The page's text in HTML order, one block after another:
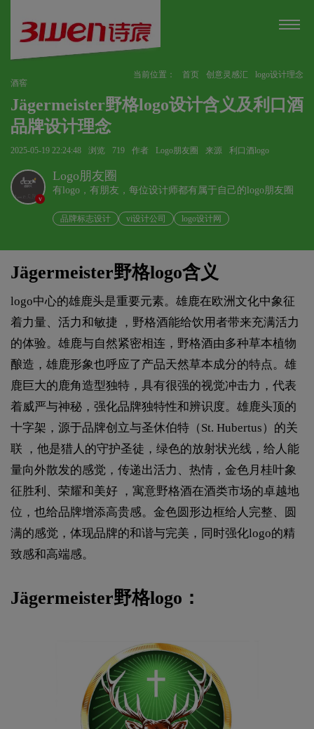
当前位置： 首页 创意灵感汇
logo设计理念
酒窖
Jägermeister野格logo设计含义及利口酒
品牌设计理念
2025-05-19 22:24:48 浏览 719 作者 Logo朋友圈 来源 利口酒logo
v
Logo朋友圈
有logo，有朋友，每位设计师都有属于自己的logo朋友圈
品牌标志设计 vi设计公司 logo设计网
Jägermeister野格logo含义
logo中心的雄鹿头是重要元素。雄鹿在欧洲文化中象征
着力量、活力和敏捷 ，野格酒能给饮用者带来充满活力
的体验。雄鹿与自然紧密相连，野格酒由多种草本植物
酿造，雄鹿形象也呼应了产品天然草本成分的特点。雄
鹿巨大的鹿角造型独特，具有很强的视觉冲击力，代表
着威严与神秘，强化品牌独特性和辨识度。雄鹿头顶的
十字架，源于品牌创立与圣休伯特（St. Hubertus）的关
联 ，他是猎人的守护圣徒，绿色的放射状光线，给人能
量向外散发的感觉，传递出活力、热情，金色月桂叶象
征胜利、荣耀和美好 ，寓意野格酒在酒类市场的卓越地
位，也给品牌增添高贵感。金色圆形边框给人完整、圆
满的感觉，体现品牌的和谐与完美，同时强化logo的精
致感和高端感。
Jägermeister野格logo：